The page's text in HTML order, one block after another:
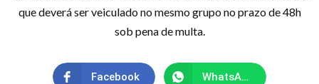
que deverá ser veiculado no mesmo grupo no prazo de 48h
sob pena de multa.
Facebook WhatsApp